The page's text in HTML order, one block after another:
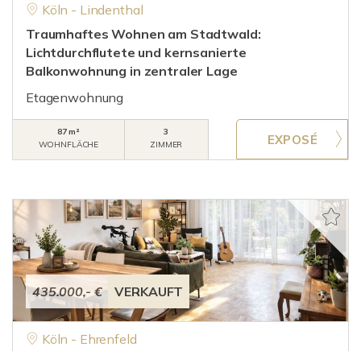
Köln - Lindenthal
Traumhaftes Wohnen am Stadtwald:
Lichtdurchflutete und kernsanierte
Balkonwohnung in zentraler Lage
Etagenwohnung
87 m²
WOHNFLÄCHE
3
ZIMMER
435.000,- € VERKAUFT
Köln - Ehrenfeld